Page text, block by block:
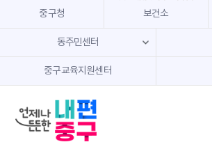
본문 내용 바로가기
주메뉴 바로가기
중구청 보건소
동주민센터
중구교육지원센터